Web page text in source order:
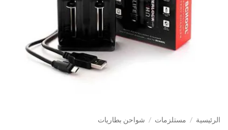
الرئيسية / مستلزمات / شواحن بطاريات